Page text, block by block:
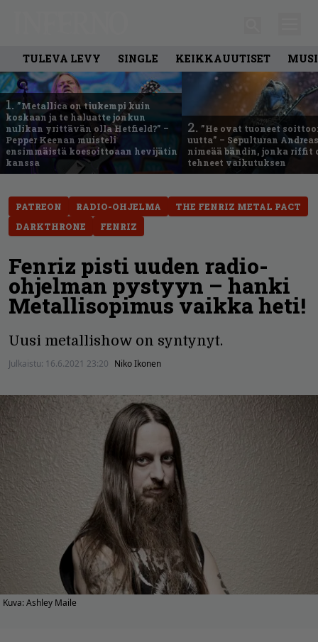
TULEVA LEVY SINGLE KEIKKAUUTISET
1. ”Metallica on tiukempi kuin
koskaan ja te haluatte jonkun
nulikan yrittävän olla Hetfield?” –
Pepper Keenan muisteli
ensimmäistä koesoittoaan hevijätin
kanssa
2. ”He ovat tuoneet
uutta” – Sepulturan
nimeää bändin, jonka riffit
tehneet vaikutuksen
PATREON RADIO-OHJELMA
THE FENRIZ METAL PACT
DARKTHRONE
FENRIZ
Fenriz pisti uuden radio-
ohjelman pystyyn – hanki
Metallisopimus vaikka heti!
Uusi metallishow on syntynyt.
Julkaistu: 16.6.2021 23:20 Niko Ikonen
Kuva: Ashley Maile